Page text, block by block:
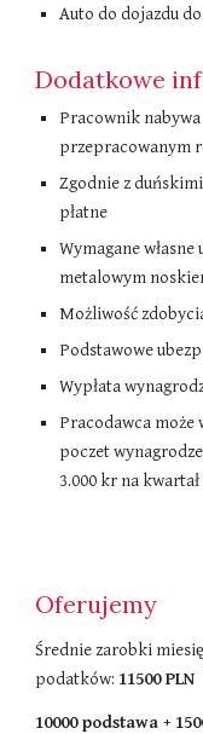
Auto do dojazdu
Dodatkowe
Pracownik
przepracowanym
Zgodnie z
płatne
Wymagane
metalowym
Możliwość
Podstawowe
Wypłata
Pracodawca może
poczet
3.000 kr na kwartał
Oferujemy
Średnie zarobki
podatków​: 11500 PLN
10000 podstawa +